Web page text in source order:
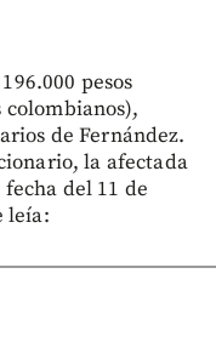
pesos
colombianos),
de Fernández.
la afectada
del 11 de
leía: